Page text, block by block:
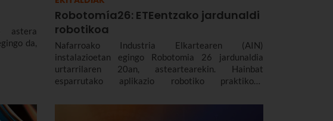
astera
da,
Robotomía26: ETEentzako jardunaldi
robotikoa
Nafarroako Industria Elkartearen (AIN)
instalazioetan egingo Robotomia 26 jardunaldia
urtarrilaren 20an, asteartearekin. Hainbat
esparrutako aplikazio robotiko praktikoak
defentsarekin edo nekazaritzarekin lotuak.